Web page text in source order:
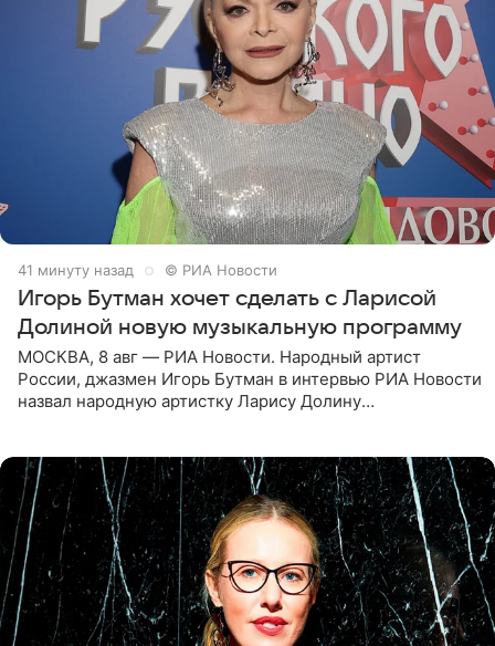
41 минуту назад © РИА Новости
Игорь Бутман хочет сделать с Ларисой
Долиной новую музыкальную программу
МОСКВА, 8 авг — РИА Новости. Народный артист
России, джазмен Игорь Бутман в интервью РИА Новости
назвал народную артистку Ларису Долину